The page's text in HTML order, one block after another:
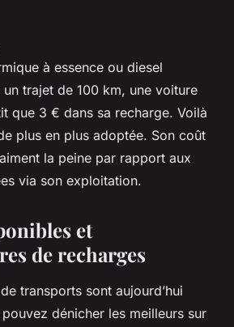
à essence ou diesel
trajet de 100 km, une voiture
que 3 € dans sa recharge. Voilà
plus en plus adoptée. Son coût
la peine par rapport aux
via son exploitation.
et
de recharges
transports sont aujourd’hui
dénicher les meilleurs sur